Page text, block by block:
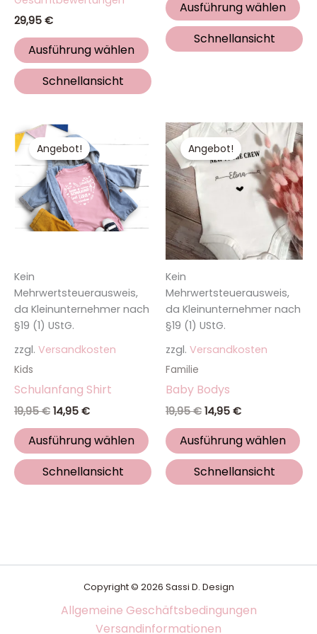
29,95 €
Ausführung wählen
Schnellansicht
Ausführung wählen
Schnellansicht
Angebot!
Kein
Mehrwertsteuerausweis,
da Kleinunternehmer nach
§19 (1) UStG.
zzgl. Versandkosten
Kids
Schulanfang Shirt
19,95€
Ursprünglicher
Preis
war:
19,95 €
14,95 €
Preis
ist:
14,95 €.
Ausführung wählen
Dieses
Produkt
weist
mehrere
Varianten
Optionen
können
der
Produktseite
gewählt
werden
Schnellansicht
Angebot!
Kein
Mehrwertsteuerausweis,
da Kleinunternehmer nach
§19 (1) UStG.
zzgl. Versandkosten
Familie
Baby Bodys
19,95€
Ursprünglicher
Preis
war:
19,95 €
14,95 €
Aktueller
Preis
ist:
14,95 €.
Ausführung wählen
Die
Schnellansicht
Copyright © 2026 Sassi D. Design
Allgemeine Geschäftsbedingungen
Versandinformationen